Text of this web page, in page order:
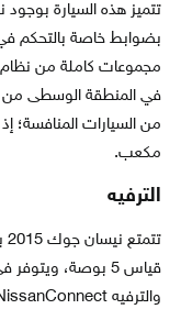
تتميز هذه السيارة
بضوابط خاصة بالتحكم
في المنطقة الوسطى من
مكعب.
الترفيه
قياس 5 بوصة،